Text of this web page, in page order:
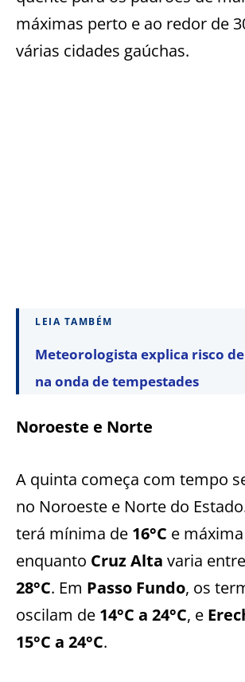
máximas perto e ao redor de
várias cidades gaúchas.
LEIA TAMBÉM
Meteorologista explica risco
na onda de tempestades
Noroeste e Norte
A quinta começa com tempo
no Noroeste e Norte do
terá mínima de 16°C e
enquanto Cruz Alta varia entre
28°C. Em Passo Fundo, os
oscilam de 14°C a 24°C, e
15°C a 24°C.